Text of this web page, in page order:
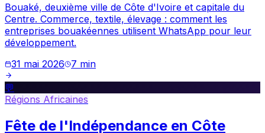
Bouaké, deuxième ville de Côte d'Ivoire et capitale du
Centre. Commerce, textile, élevage : comment les
entreprises bouakéennes utilisent WhatsApp pour leur
développement.
31 mai 2026
7 min
💬
Régions Africaines
Fête de l'Indépendance en Côte